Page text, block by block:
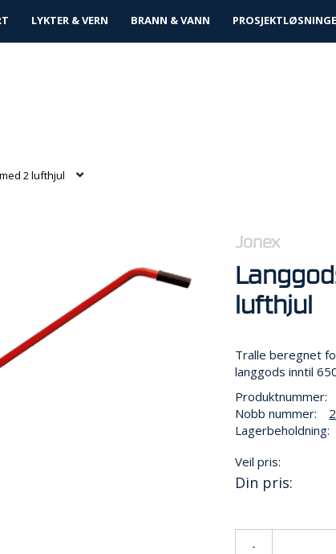
LYKTER & VERN BRANN & VANN
2 lufthjul
Jonex
lufthjul
Tralle beregnet
langgods inntil
Produktnummer:
Nobb nummer:
Lagerbeholdning:
Veil pris:
Din pris:
-